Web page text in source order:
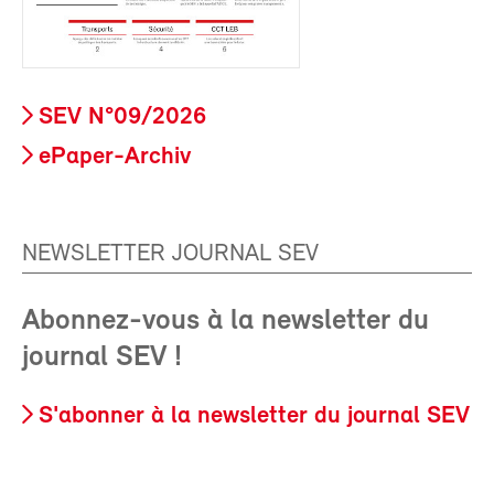
SEV N°09/2026
ePaper-Archiv
NEWSLETTER JOURNAL SEV
Abonnez-vous à la newsletter du
journal SEV !
S'abonner à la newsletter du journal SEV